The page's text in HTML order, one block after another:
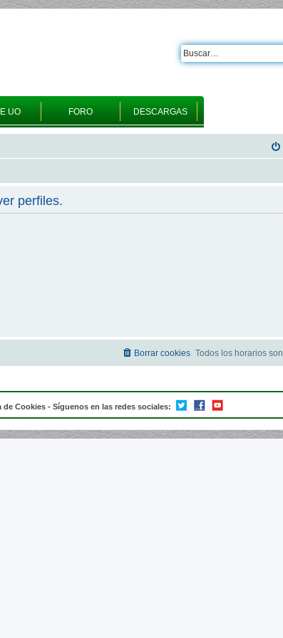
UO FORO DESCARGAS
perfiles.
Todos los horarios son
Borrar cookies
de Cookies - Síguenos en las redes sociales: